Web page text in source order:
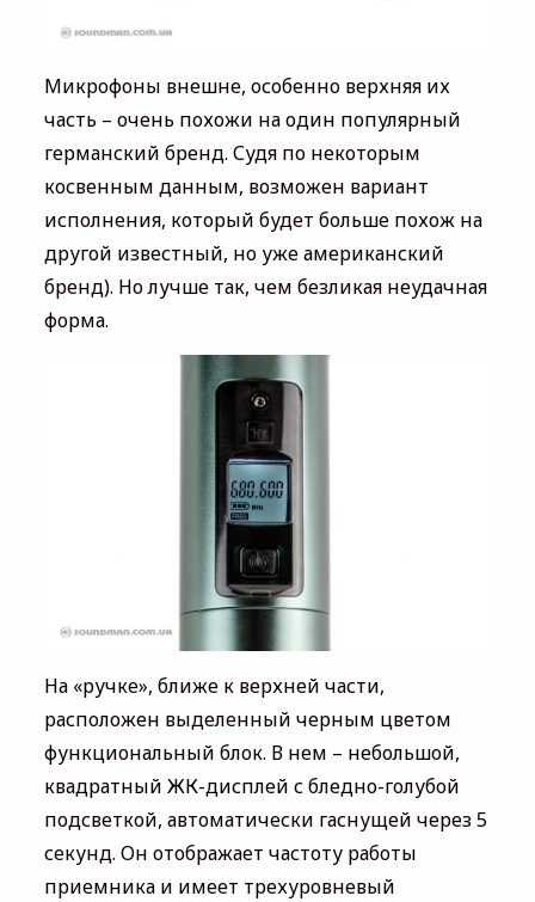
Микрофоны внешне, особенно верхняя их
часть – очень похожи на один популярный
германский бренд. Судя по некоторым
косвенным данным, возможен вариант
исполнения, который будет больше похож на
другой известный, но уже американский
бренд). Но лучше так, чем безликая неудачная
форма.
На «ручке», ближе к верхней части,
расположен выделенный черным цветом
функциональный блок. В нем – небольшой,
квадратный ЖК-дисплей с бледно-голубой
подсветкой, автоматически гаснущей через 5
секунд. Он отображает частоту работы
приемника и имеет трехуровневый